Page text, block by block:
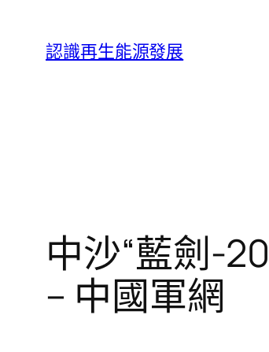
認識再生能源發展
中沙“藍劍-
– 中國軍網